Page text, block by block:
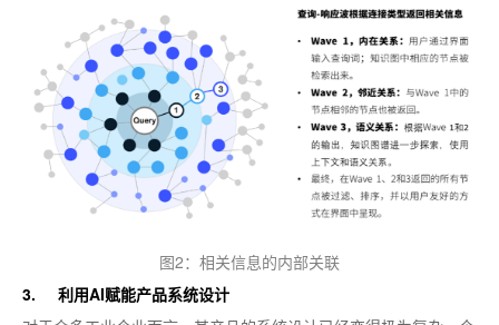
图2：相关信息的内部关联
3. 利用AI赋能产品系统设计